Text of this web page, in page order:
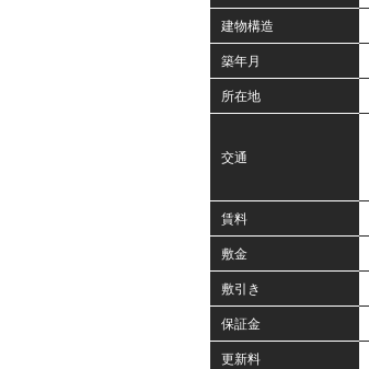
建物構造
築年月
所在地
交通
賃料
敷金
敷引き
保証金
更新料